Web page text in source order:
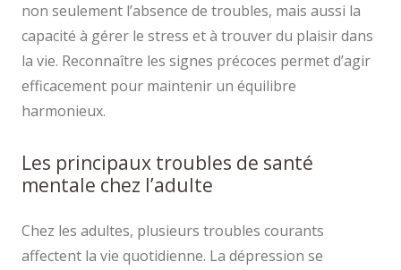
non seulement l’absence de troubles, mais aussi la
capacité à gérer le stress et à trouver du plaisir dans
la vie. Reconnaître les signes précoces permet d’agir
efficacement pour maintenir un équilibre
harmonieux.
Les principaux troubles de santé
mentale chez l’adulte
Chez les adultes, plusieurs troubles courants
affectent la vie quotidienne. La dépression se